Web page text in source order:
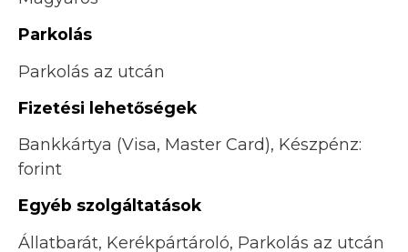
Parkolás
Parkolás az utcán
Fizetési lehetőségek
Bankkártya (Visa, Master Card), Készpénz:
forint
Egyéb szolgáltatások
Állatbarát, Kerékpártároló, Parkolás az utcán